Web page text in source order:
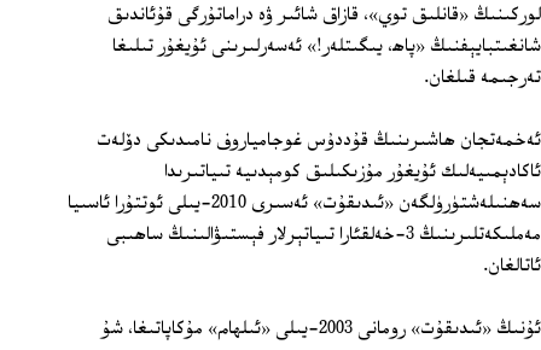
لوركىنىڭ «قانلىق توي»، قازاق شائىر ۋە دراماتۇرگى قۇئاندىق
شانغىتبايېفنىڭ «پاھ، يىگىتلەر!» ئەسەرلىرىنى ئۇيغۇر تىلىغا
تەرجىمە قىلغان.
ئەخمەتجان ھاشىرىنىڭ قۇددۇس غوجامياروف نامىدىكى دۆلەت
ئاكادېمىيەلىك ئۇيغۇر مۇزىكىلىق كومېدىيە تىياتىرىدا
سەھنىلەشتۈرۈلگەن «ئىدىقۇت» ئەسىرى 2010-يىلى ئوتتۇرا ئاسىيا
مەملىكەتلىرىنىڭ 3-خەلقئارا تىياتېرلار فېستىۋالىنىڭ ساھىبى
ئاتالغان.
ئۇنىڭ «ئىدىقۇت» رومانى 2003-يىلى «ئىلھام» مۇكاپاتىغا، شۇ